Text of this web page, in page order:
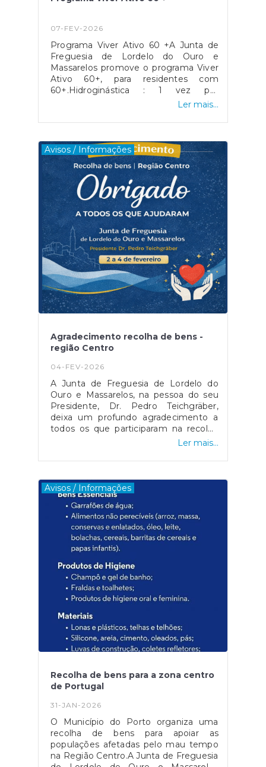
07-FEV-2026
Programa Viver Ativo 60 +A Junta de
Freguesia de Lordelo do Ouro e
Massarelos promove o programa Viver
Ativo 60+, para residentes com
60+.Hidroginástica : 1 vez por
semana Saúde, mobilidade e bem-Mais
Ação Social
Ler mais...
Avisos / Informações
Agradecimento recolha de bens -
região Centro
04-FEV-2026
A Junta de Freguesia de Lordelo do
Ouro e Massarelos, na pessoa do seu
Presidente, Dr. Pedro Teichgräber,
deixa um profundo agradecimento a
todos os que participaram na recolha
de bens promovida pelo Município do
afetadas pelo mau tempo na Região
um bem doado — foi um gesto claro
de solidariedade, responsabilidade e
compromisso com quem mais
precisa.Quando a adversidade bate à
porta, respondemos com união. E isso
diz muito sobre a nossa
freguesia.Obrigado.
Ler mais...
Avisos / Informações
Recolha de bens para a zona centro
de Portugal
31-JAN-2026
O Município do Porto organiza uma
recolha de bens para apoiar as
populações afetadas pelo mau tempo
na Região Centro.A Junta de Freguesia